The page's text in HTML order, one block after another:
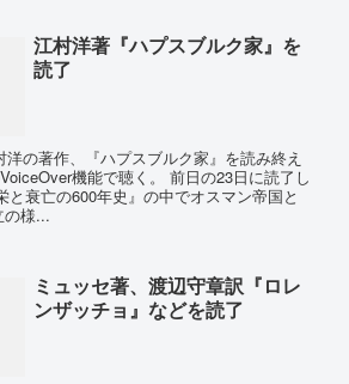
江村洋著『ハプスブルク家』を
読了
の著作、『ハプスブルク家』を読み終え
機能で聴く。 前日の23日に読了し
と衰亡の600年史』の中でオスマン帝国と
の様...
ミュッセ著、渡辺守章訳『ロレ
ンザッチョ』などを読了